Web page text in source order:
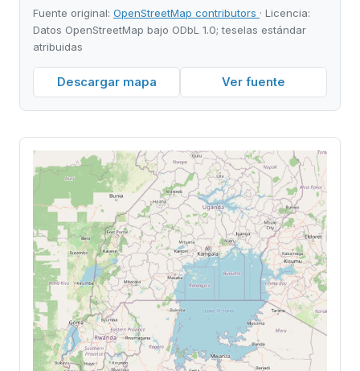
Fuente original: OpenStreetMap contributors · Licencia:
Datos OpenStreetMap bajo ODbL 1.0; teselas estándar
atribuidas
Descargar mapa Ver fuente